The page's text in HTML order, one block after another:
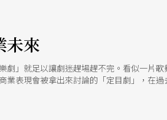
未來
劇」就足以讓劇迷趕場趕不完。看似一片
業表現會被拿出來討論的「定目劇」，在